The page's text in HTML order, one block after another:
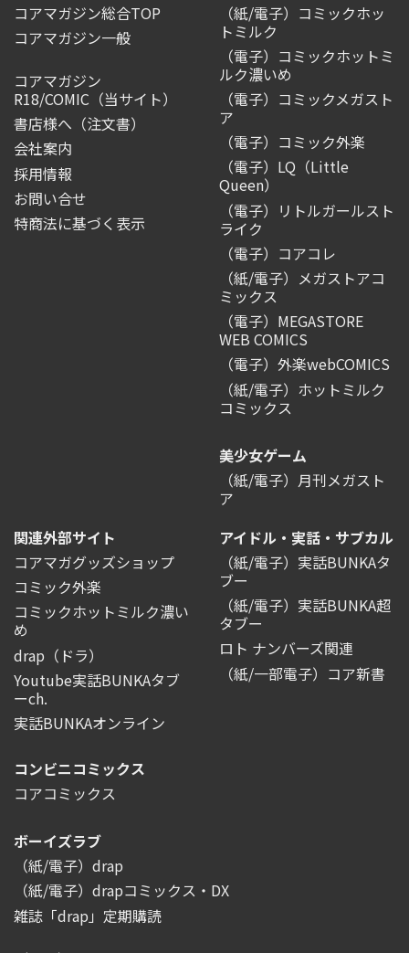
コアマガジン総合TOP
コアマガジン一般
コアマガジン
R18/COMIC （当サイト）
書店様へ（注文書）
会社案内
採用情報
お問い合せ
特商法に基づく表示
（紙/電子）コミックホッ
トミルク
（電子）コミックホットミ
ルク濃いめ
（電子）コミックメガスト
ア
（電子）コミック外楽
（電子）LQ（Little
Queen）
（電子）リトルガールスト
ライク
（電子）コアコレ
（紙/電子）メガストアコ
ミックス
（電子）MEGASTORE
WEB COMICS
（電子）外楽webCOMICS
（紙/電子）ホットミルク
コミックス
美少女ゲーム
（紙/電子）月刊メガスト
ア
関連外部サイト
コアマガグッズショップ
コミック外楽
コミックホットミルク濃い
め
drap（ドラ）
Youtube実話BUNKAタブ
ーch.
実話BUNKAオンライン
アイドル・実話・サブカル
（紙/電子）実話BUNKAタ
ブー
（紙/電子）実話BUNKA超
タブー
ロト ナンバーズ関連
（紙/一部電子）コア新書
コンビニコミックス
コアコミックス
ボーイズラブ
（紙/電子）drap
（紙/電子）drapコミックス・DX
雑誌「drap」定期購読